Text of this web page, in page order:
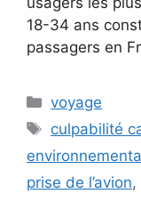
18-34 ans
passagers en
Catégories
voyage
Étiquettes
culpabilité
prise de l’avion,